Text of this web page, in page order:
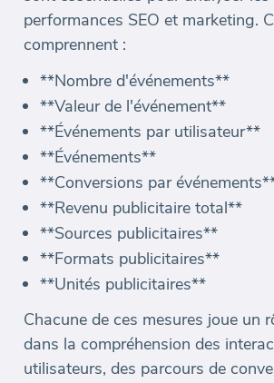
performances SEO et marketing.
comprennent :
**Nombre d'événements**
**Valeur de l'événement**
**Événements par utilisateur**
**Événements**
**Conversions par
**Revenu publicitaire total**
**Sources publicitaires**
**Formats publicitaires**
**Unités publicitaires**
Chacune de ces mesures joue un
dans la compréhension des
utilisateurs, des parcours de